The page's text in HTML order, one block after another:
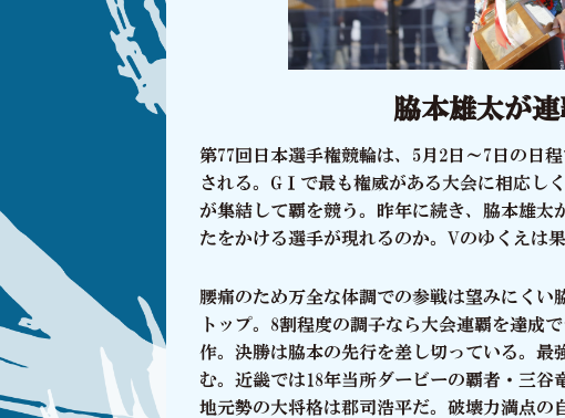
ャ
2023.05.10 EVENT
リ
ン
2023.05.07 NEWS イ
2023.05.06 EVENT
ゴ
ャ
2023.05.05 NEWS 特
2023.05.01 EVENT
初
輪
脇本雄太が
第77回日本選手権競輪は、5月2日～7日の日
される。GⅠで最も権威がある大会に相応し
が集結して覇を競う。昨年に続き、脇本雄太
たをかける選手が現れるのか。Vのゆくえは
腰痛のため万全な体調での参戦は望みにくい
トップ。8割程度の調子なら大会連覇を達成
作。決勝は脇本の先行を差し切っている。最
む。近畿では18年当所ダービーの覇者・三谷
地元勢の大将格は郡司浩平だ。破壊力満点の